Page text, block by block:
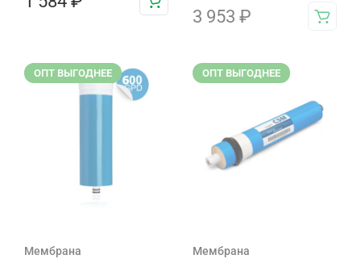
3 953 ₽
ОПТ ВЫГОДНЕЕ
Мембрана
ОПТ ВЫГОДНЕЕ
Мембрана